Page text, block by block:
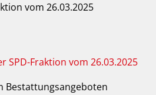
vom 26.03.2025
SPD-Fraktion vom 26.03.2025
Bestattungsangeboten